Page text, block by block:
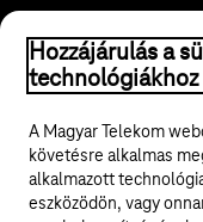
© 2026 Magyar Telekom
ÁSZF
Hozzájárulás a
technológiákhoz
A Magyar Telekom
követésre alkalmas
alkalmazott
eszközödön, vagy